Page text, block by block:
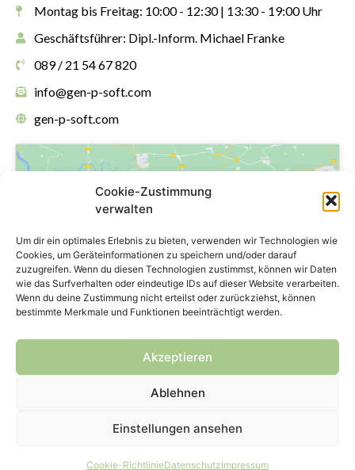
Cookie-Zustimmung
verwalten
Um dir ein optimales Erlebnis zu bieten, verwenden wir Technologien wie
Cookies, um Geräteinformationen zu speichern und/oder darauf
zuzugreifen. Wenn du diesen Technologien zustimmst, können wir Daten
wie das Surfverhalten oder eindeutige IDs auf dieser Website verarbeiten.
Wenn du deine Zustimmung nicht erteilst oder zurückziehst, können
bestimmte Merkmale und Funktionen beeinträchtigt werden.
Akzeptieren
Ablehnen
Einstellungen ansehen
Cookie-RichtlinieDatenschutzImpressum
Montag bis Freitag: 10:00 - 12:30 | 13:30 - 19:00 Uhr
Geschäftsführer: Dipl.-Inform. Michael Franke
089 / 21 54 67 820
info@gen-p-soft.com
gen-p-soft.com
Klicke hier, um Marketing-Cookies zu
akzeptieren und diesen Inhalt zu
aktivieren
Impressum Datenschutz